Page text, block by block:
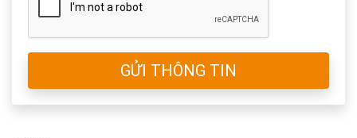
GỬI THÔNG TIN